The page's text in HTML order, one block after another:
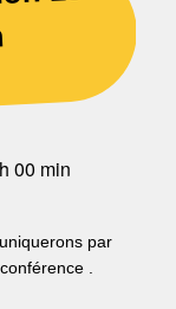
00 min
par
.